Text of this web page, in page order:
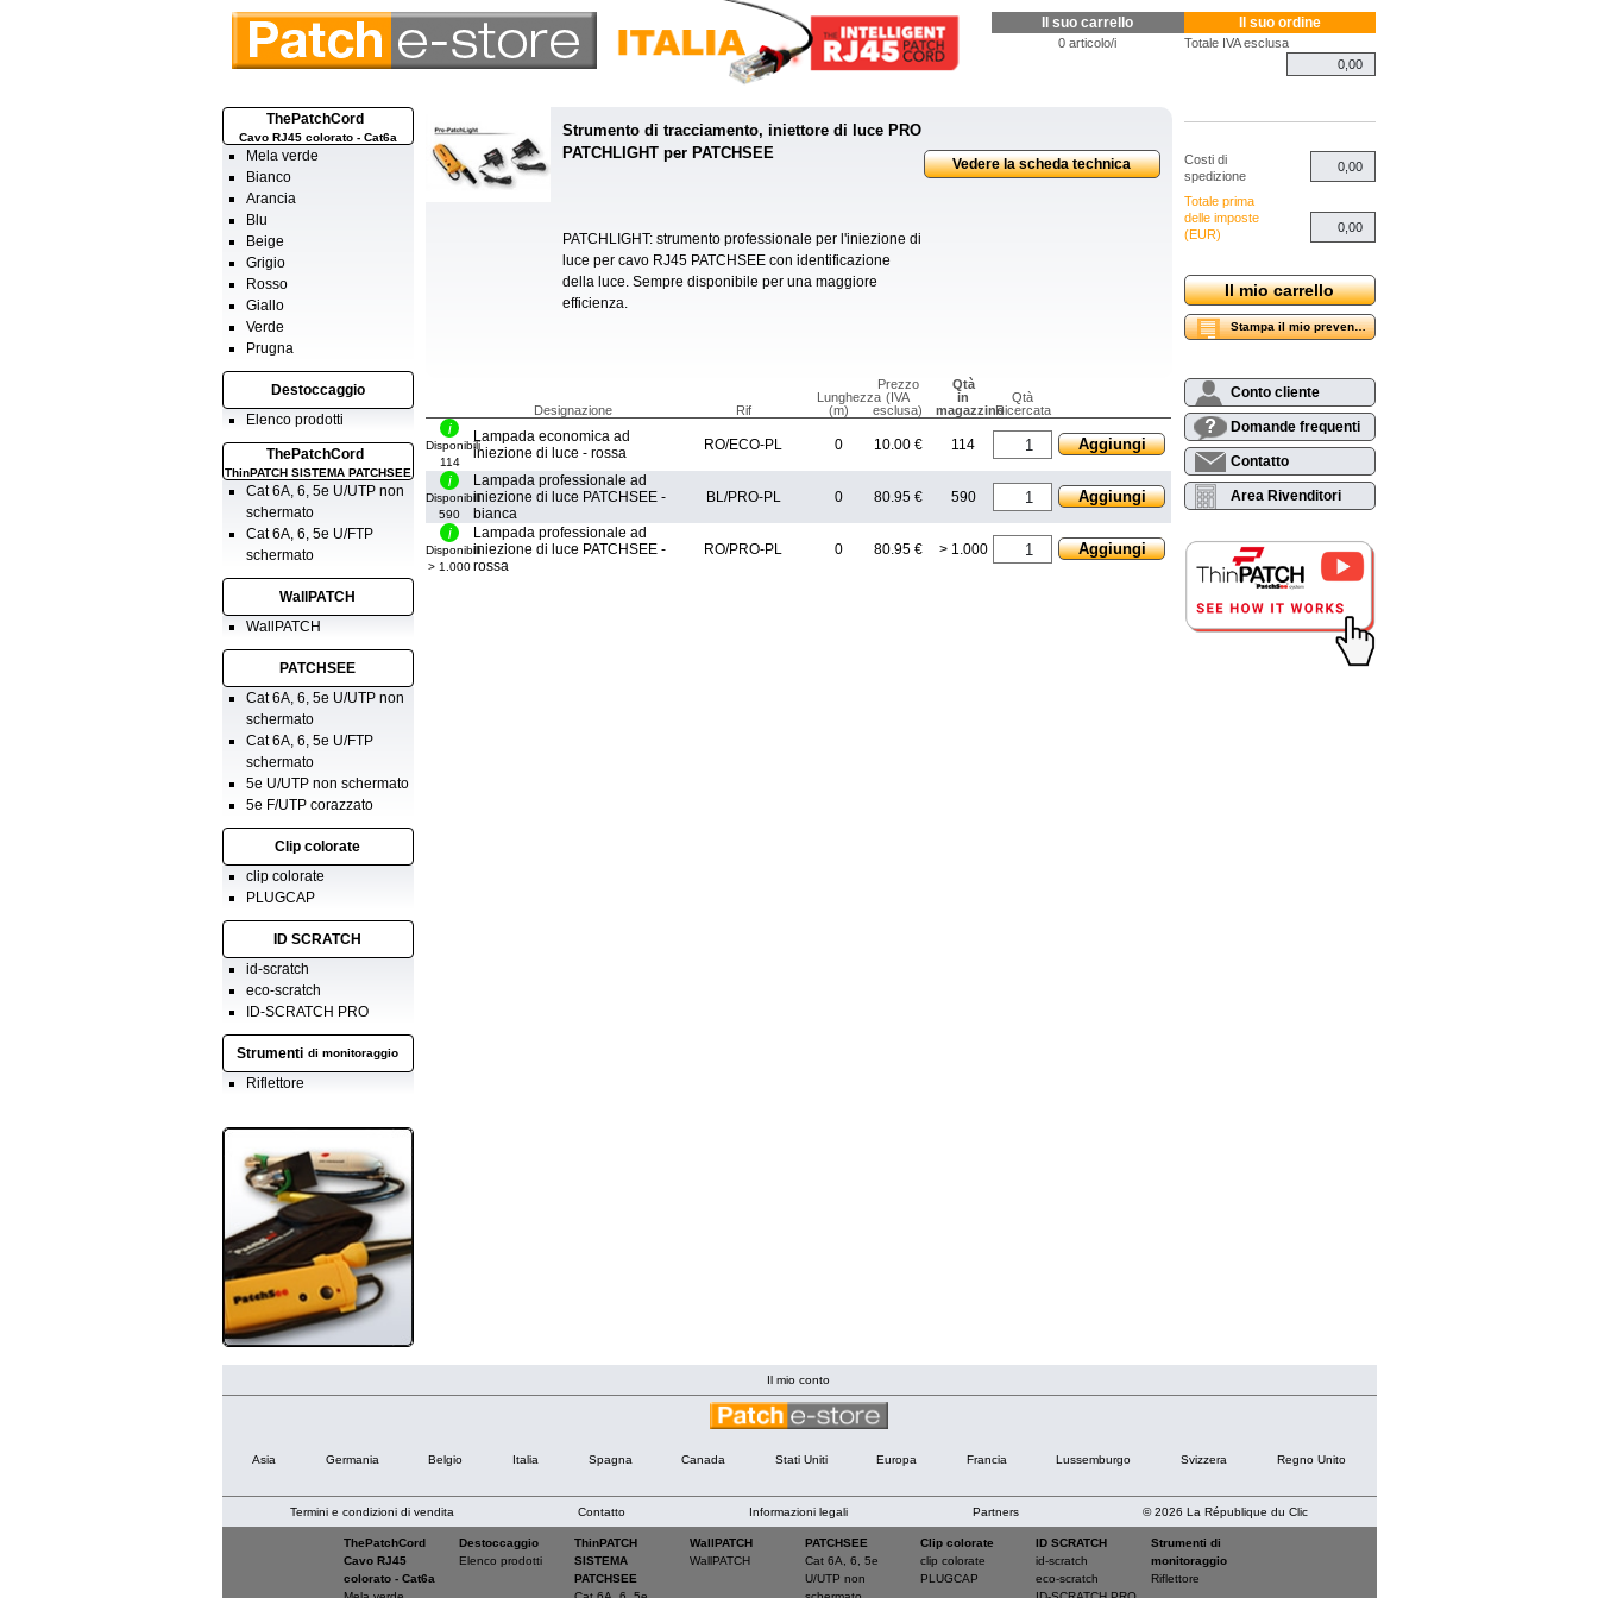
Il suo carrello
0 articolo/i
Il suo ordine
Totale IVA esclusa
ThePatchCord
Cavo RJ45 colorato - Cat6a
Mela verde
Bianco
Arancia
Blu
Beige
Grigio
Rosso
Giallo
Verde
Prugna
Destoccaggio
Elenco prodotti
ThePatchCord
ThinPATCH SISTEMA PATCHSEE
Cat 6A, 6, 5e U/UTP non
schermato
Cat 6A, 6, 5e U/FTP
schermato
WallPATCH
WallPATCH
PATCHSEE
Cat 6A, 6, 5e U/UTP non
schermato
Cat 6A, 6, 5e U/FTP
schermato
5e U/UTP non schermato
5e F/UTP corazzato
Clip colorate
clip colorate
PLUGCAP
ID SCRATCH
id-scratch
eco-scratch
ID-SCRATCH PRO
Strumenti di monitoraggio
Riflettore
Strumento di tracciamento, iniettore di luce PRO
PATCHLIGHT per PATCHSEE
PATCHLIGHT: strumento professionale per l'iniezione di
luce per cavo RJ45 PATCHSEE con identificazione
della luce. Sempre disponibile per una maggiore
efficienza.
Vedere la scheda technica
Designazione Rif
Lunghezza
(m)
Prezzo
(IVA
esclusa)
Qtà
in
magazzino
Qtà
Ricercata
Disponibili
114
Lampada economica ad
iniezione di luce - rossa
RO/ECO-PL 0 10.00 € 114 Aggiungi
Disponibili
590
Lampada professionale ad
iniezione di luce PATCHSEE -
bianca
BL/PRO-PL 0 80.95 € 590 Aggiungi
Disponibili
> 1.000
Lampada professionale ad
iniezione di luce PATCHSEE -
rossa
RO/PRO-PL 0 80.95 € > 1.000 Aggiungi
Costi di
spedizione
Totale prima
delle imposte
(EUR)
Il mio carrello
Stampa il mio preventivo
Conto cliente
Domande frequenti
Contatto
Area Rivenditori
Il mio conto
Asia Germania Belgio Italia Spagna Canada Stati Uniti Europa Francia Lussemburgo Svizzera Regno Unito
Termini e condizioni di vendita Contatto Informazioni legali Partners © 2026 La République du Clic
ThePatchCord
Cavo RJ45
colorato - Cat6a
Destoccaggio
Elenco prodotti
ThinPATCH
SISTEMA
PATCHSEE
WallPATCH
WallPATCH
PATCHSEE
Cat 6A, 6, 5e
U/UTP non
Clip colorate
clip colorate
PLUGCAP
ID SCRATCH
id-scratch
eco-scratch
Strumenti di
monitoraggio
Riflettore